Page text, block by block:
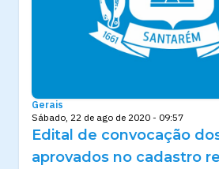
Gerais
Sábado, 22 de ago de 2020 - 09:57
Edital de convocação
aprovados no cadastro